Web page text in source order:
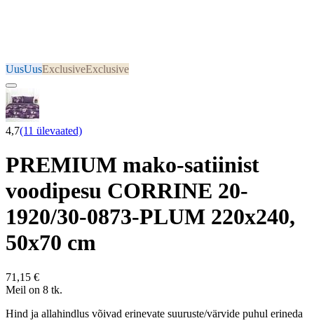
UusUusExclusiveExclusive
4,7(11 ülevaated)
PREMIUM mako-satiinist
voodipesu CORRINE 20-
1920/30-0873-PLUM 220x240,
50x70 cm
71,15 €
Meil on 8 tk.
Hind ja allahindlus võivad erinevate suuruste/värvide puhul erineda